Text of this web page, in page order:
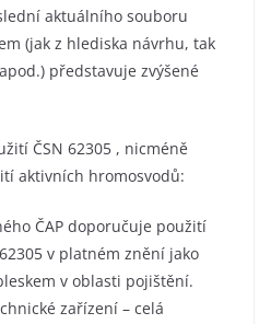
aktuálního souboru
(jak z hlediska návrhu, tak
představuje zvýšené
ČSN 62305 , nicméně
aktivních hromosvodů:
ČAP doporučuje použití
v platném znění jako
v oblasti pojištění.
zařízení – celá